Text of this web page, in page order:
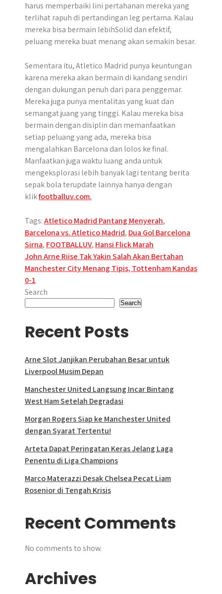
harus memperbaiki lini pertahanan mereka yang
terlihat rapuh di pertandingan leg pertama. Kalau
mereka bisa bermain lebihSolid dan efektif,
peluang mereka buat menang akan semakin besar.
Sementara itu, Atletico Madrid punya keuntungan
karena mereka akan bermain di kandang sendiri
dengan dukungan penuh dari para penggemar.
Mereka juga punya mentalitas yang kuat dan
semangat juang yang tinggi. Kalau mereka bisa
bermain dengan disiplin dan memanfaatkan
setiap peluang yang ada, mereka bisa
mengalahkan Barcelona dan lolos ke final.
Manfaatkan juga waktu luang anda untuk
mengeksplorasi lebih banyak lagi tentang berita
sepak bola terupdate lainnya hanya dengan
klikfootballuv.com.
Tags:Atletico Madrid Pantang Menyerah,
Barcelona vs. Atletico Madrid, Dua Gol Barcelona
Sirna, FOOTBALLUV, Hansi Flick Marah
Post
navigation
John Arne Riise Tak Yakin Salah Akan Bertahan
Manchester City Menang Tipis, Tottenham Kandas
0-1
Search
Search
Recent Posts
Arne Slot Janjikan Perubahan Besar untuk
Liverpool Musim Depan
Manchester United Langsung Incar Bintang
West Ham Setelah Degradasi
Morgan Rogers Siap ke Manchester United
dengan Syarat Tertentu!
Arteta Dapat Peringatan Keras Jelang Laga
Penentu di Liga Champions
Marco Materazzi Desak Chelsea Pecat Liam
Rosenior di Tengah Krisis
Recent Comments
No comments to show.
Archives